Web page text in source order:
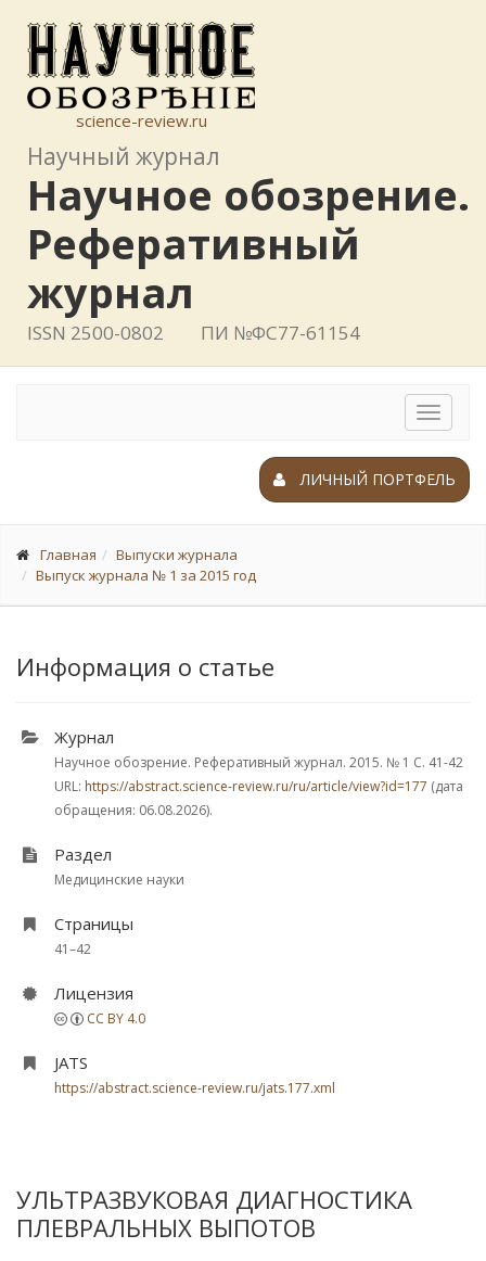
science-review.ru
Научный журнал
Научное обозрение.
Реферативный
журнал
ISSN 2500-0802 ПИ №ФС77-61154
Toggle
ЛИЧНЫЙ ПОРТФЕЛЬ
Главная
Выпуски журнала
Выпуск журнала № 1 за 2015 год
Информация о статье
Журнал
Научное обозрение. Реферативный журнал. 2015. № 1 С. 41-42
URL: https://abstract.science-review.ru/ru/article/view?id=177 (дата
обращения: 06.08.2026).
Раздел
Медицинские науки
Страницы
41–42
Лицензия
CC BY 4.0
JATS
https://abstract.science-review.ru/jats.177.xml
УЛЬТРАЗВУКОВАЯ ДИАГНОСТИКА
ПЛЕВРАЛЬНЫХ ВЫПОТОВ